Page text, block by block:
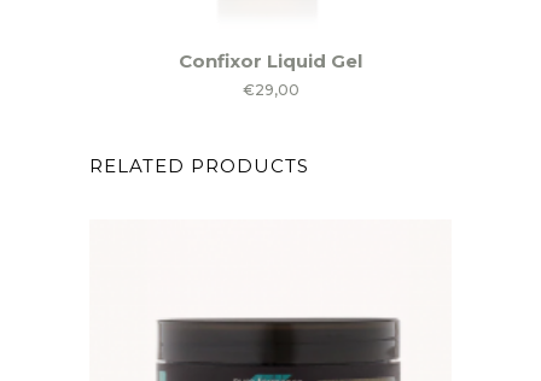
Confixor Liquid Gel
€29,00
RELATED PRODUCTS